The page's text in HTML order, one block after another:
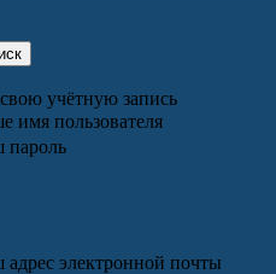
учётную запись
имя пользователя
пароль
электронной почты